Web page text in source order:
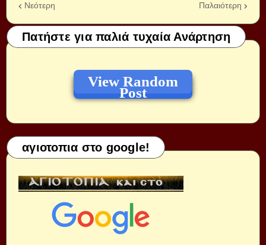
Νεότερη Παλαιότερη
Πατήστε για παλιά τυχαία Ανάρτηση
View Random
Post
αγιοτοπια στο google!